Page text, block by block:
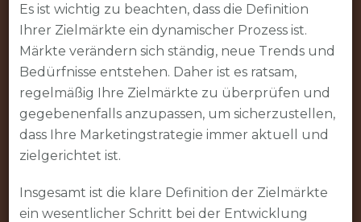
Es ist wichtig zu beachten, dass die Definition
Ihrer Zielmärkte ein dynamischer Prozess ist.
Märkte verändern sich ständig, neue Trends und
Bedürfnisse entstehen. Daher ist es ratsam,
regelmäßig Ihre Zielmärkte zu überprüfen und
gegebenenfalls anzupassen, um sicherzustellen,
dass Ihre Marketingstrategie immer aktuell und
zielgerichtet ist.
Insgesamt ist die klare Definition der Zielmärkte
ein wesentlicher Schritt bei der Entwicklung